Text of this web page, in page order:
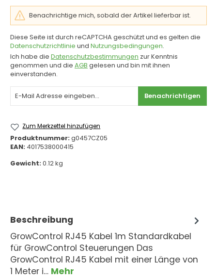
Benachrichtige mich, sobald der Artikel lieferbar ist.
Diese Seite ist durch reCAPTCHA geschützt und es gelten die
Datenschutzrichtlinie und Nutzungsbedingungen.
Ich habe die Datenschutzbestimmungen zur Kenntnis
genommen und die AGB gelesen und bin mit ihnen
einverstanden.
Benachrichtigen
Zum Merkzettel hinzufügen
Produktnummer:g0457CZ05
EAN: 4017538000415
Gewicht:0.12 kg
Beschreibung
GrowControl RJ45 Kabel 1m Standardkabel
für GrowControl Steuerungen Das
GrowControl RJ45 Kabel mit einer Länge von
1 Meter i… Mehr